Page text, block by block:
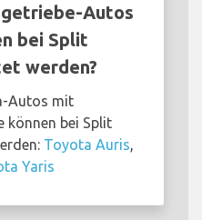
Autos
bei Split
werden?
Autos mit
können bei Split
Toyota Auris,
Yaris